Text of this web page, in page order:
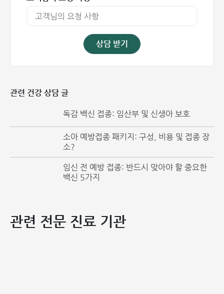
베트남에서 사용되는 5가 혼합 백신 3종은 다음과 같습니다:
퀸박셈 (Quinvaxem)
펜타심 (Pentaxim)
퀸백셈은 한국에서 개발된 백신으로, 과거 스위스 회사인 베르
상담 받기
관련 건강 상담 글
독감 백신 접종: 임산부 및 신생아 보호
소아 예방접종 패키지: 구성, 비용 및 접종 장
소?
임신 전 예방 접종: 반드시 맞아야 할 중요한
백신 5가지
관련 전문 진료 기관